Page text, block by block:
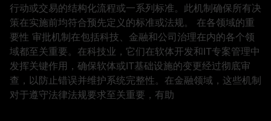
行动或交易的结构化流程或一系列标准。此机制确保所有决
策在实施前均符合预先定义的标准或法规。 在各领域的重
要性 审批机制在包括科技、金融和公司治理在内的各个领
域都至关重要。在科技业，它们在软体开发和IT专案管理中
发挥关键作用，确保软体或IT基础设施的变更经过彻底审
查，以防止错误并维护系统完整性。在金融领域，这些机制
对于遵守法律法规要求至关重要，有助